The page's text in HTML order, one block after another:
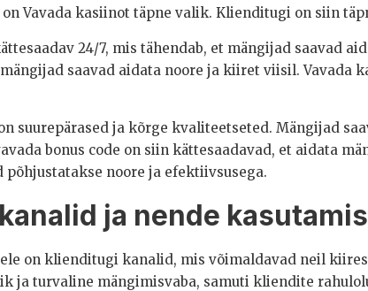
on Vavada kasiinot täpne valik. Klienditugi on siin
24/7, mis tähendab, et mängijad saavad
saavad aidata noore ja kiiret viisil.
suurepärased ja kõrge kvaliteetseted. Mängijad
bonus code on siin kättesaadavad, et aidata
põhjustatakse noore ja efektiivsusega.
ja nende
on klienditugi kanalid, mis võimaldavad neil
ja turvaline mängimisvaba, samuti kliendite